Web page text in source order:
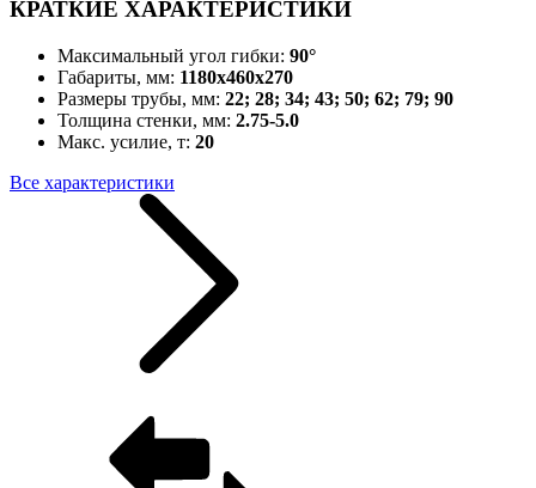
КРАТКИЕ ХАРАКТЕРИСТИКИ
Максимальный угол гибки: 90°
Габариты, мм: 1180x460x270
Размеры трубы, мм: 22; 28; 34; 43; 50; 62; 79; 90
Толщина стенки, мм: 2.75-5.0
Макс. усилие, т: 20
Все характеристики